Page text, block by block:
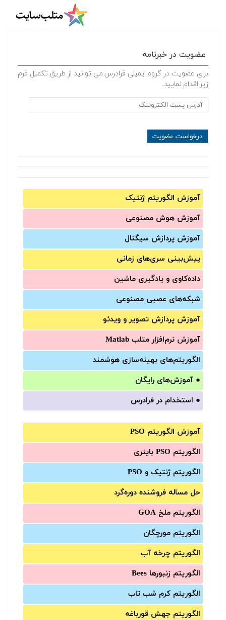
عضویت در خبرنامه
برای عضویت در گروه ایمیلی فرادرس می توانید از طریق تکمیل فرم
زیر اقدام نمایید.
آموزش الگوریتم ژنتیک
آموزش‌ هوش مصنوعی
آموزش‌ پردازش سیگنال
پیش‌‌بینی سری‌‌های زمانی
داده‌کاوی و یادگیری ماشین
شبکه‌های عصبی مصنوعی
آموزش‌ پردازش تصویر و ویدئو
آموزش‌ نرم‌افزار متلب Matlab
الگوریتم‌های بهینه‌سازی هوشمند
● آموزش‌های رایگان
● استخدام در فرادرس
آموزش الگوریتم PSO
الگوریتم PSO باینری
الگوریتم ژنتیک و PSO
حل مساله فروشنده دوره‌گرد
الگوریتم ملخ GOA
الگوریتم مورچگان
الگوریتم چرخه آب
الگوریتم زنبورها Bees
الگوریتم کرم شب تاب
الگوریتم جهش قورباغه